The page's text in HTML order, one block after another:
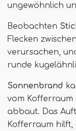
ungewöhnlich
Beobachten
Flecken
verursachen,
runde
Sonnenbrand
vom Kofferraum
abbaut. Das
Kofferraum hilft,